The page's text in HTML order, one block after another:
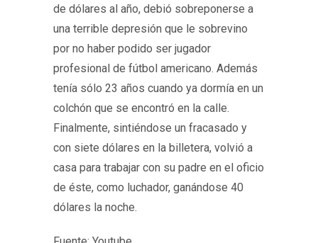
de dólares al año, debió sobreponerse a
una terrible depresión que le sobrevino
por no haber podido ser jugador
profesional de fútbol americano. Además
tenía sólo 23 años cuando ya dormía en un
colchón que se encontró en la calle.
Finalmente, sintiéndose un fracasado y
con siete dólares en la billetera, volvió a
casa para trabajar con su padre en el oficio
de éste, como luchador, ganándose 40
dólares la noche.